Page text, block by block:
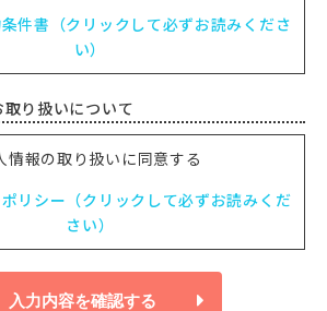
件書（クリックして必ずお読みくださ
い）
り扱いについて
情報の取り扱いに同意する
リシー（クリックして必ずお読みくだ
さい）
入力内容を確認する